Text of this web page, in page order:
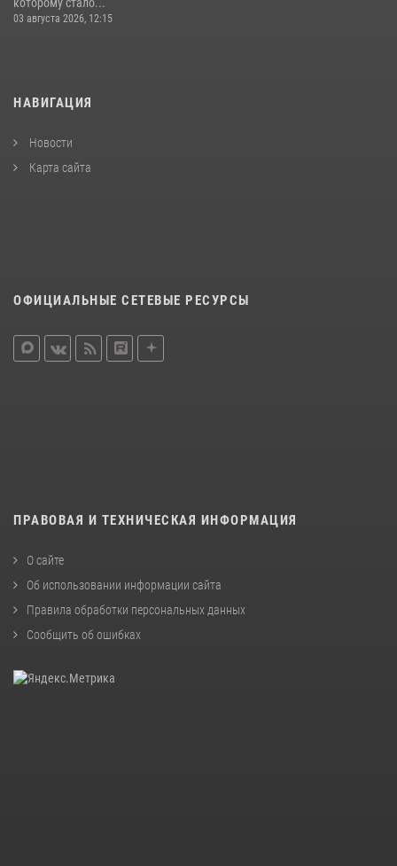
03 августа 2026, 12:15
НАВИГАЦИЯ
Новости
Карта сайта
ОФИЦИАЛЬНЫЕ СЕТЕВЫЕ РЕСУРСЫ
ПРАВОВАЯ И ТЕХНИЧЕСКАЯ ИНФОРМАЦИЯ
О сайте
Об использовании информации сайта
Правила обработки персональных данных
Сообщить об ошибках